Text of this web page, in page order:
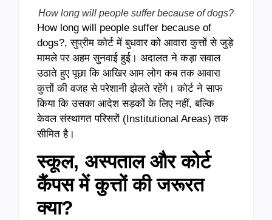
How long will people suffer because of dogs?
How long will people suffer because of
dogs?, सुप्रीम कोर्ट में बुधवार को आवारा कुत्तों से जुड़े
मामले पर अहम सुनवाई हुई। अदालत ने कड़ा सवाल
उठाते हुए पूछा कि आखिर आम लोग कब तक आवारा
कुत्तों की वजह से परेशानी झेलते रहेंगे। कोर्ट ने साफ
किया कि उसका आदेश सड़कों के लिए नहीं, बल्कि
केवल संस्थागत परिसरों (Institutional Areas) तक
सीमित है।
स्कूल, अस्पताल और कोर्ट
कैंपस में कुत्तों की जरूरत
क्या?